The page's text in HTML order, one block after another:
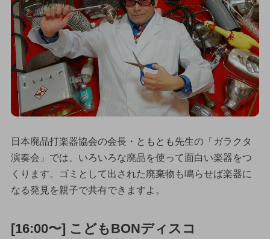
日本廃品打楽器協会の会長・ともとも先生の「ガラクタ
演奏会」では、いろいろな廃品を使って面白い楽器をつ
くります。ゴミとして出された廃棄物も鳴らせば楽器に
なる発見を親子で共有できますよ。
[16:00〜] こどもBONディスコ